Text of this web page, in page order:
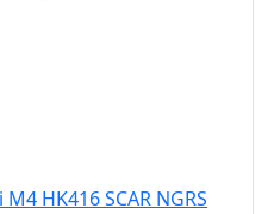
HK416 SCAR NGRS